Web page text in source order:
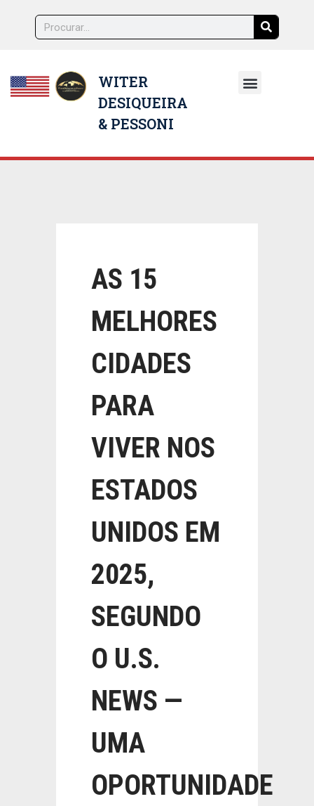
WITER
DESIQUEIRA
& PESSONI
AS 15
MELHORES
CIDADES
PARA
VIVER NOS
ESTADOS
UNIDOS EM
2025,
SEGUNDO
O U.S.
NEWS —
UMA
OPORTUNIDADE